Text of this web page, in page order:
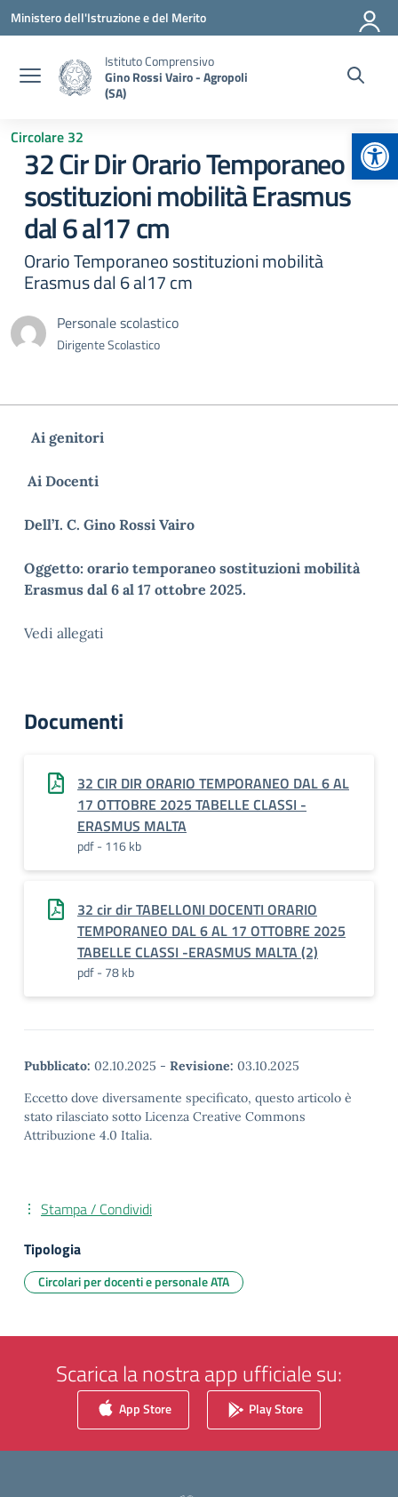
Vai ai contenuti
Vai al menu di navigazione
Vai al footer
Ministero dell'Istruzione e del Merito
Istituto Comprensivo
Gino Rossi Vairo - Agropoli
(SA)
Circolare 32
32 Cir Dir Orario Temporaneo
sostituzioni mobilità Erasmus
dal 6 al17 cm
Orario Temporaneo sostituzioni mobilità
Erasmus dal 6 al17 cm
Personale scolastico
Dirigente Scolastico
Ai genitori
Ai Docenti
Dell’I. C. Gino Rossi Vairo
Oggetto: orario temporaneo sostituzioni mobilità
Erasmus dal 6 al 17 ottobre 2025.
Vedi allegati
Documenti
32 CIR DIR ORARIO TEMPORANEO DAL 6 AL
17 OTTOBRE 2025 TABELLE CLASSI -
ERASMUS MALTA
pdf - 116 kb
32 cir dir TABELLONI DOCENTI ORARIO
TEMPORANEO DAL 6 AL 17 OTTOBRE 2025
TABELLE CLASSI -ERASMUS MALTA (2)
pdf - 78 kb
Pubblicato: 02.10.2025 - Revisione: 03.10.2025
Eccetto dove diversamente specificato, questo articolo è
stato rilasciato sotto Licenza Creative Commons
Attribuzione 4.0 Italia.
Stampa / Condividi
Tipologia
Circolari per docenti e personale ATA
Scarica la nostra app ufficiale su:
App Store Play Store